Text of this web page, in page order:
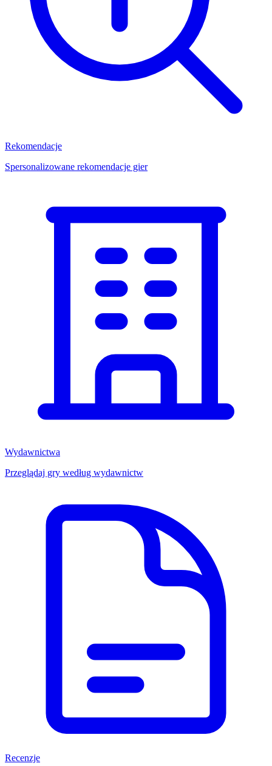
Rekomendacje
Spersonalizowane rekomendacje gier
Wydawnictwa
Przeglądaj gry według wydawnictw
Recenzje